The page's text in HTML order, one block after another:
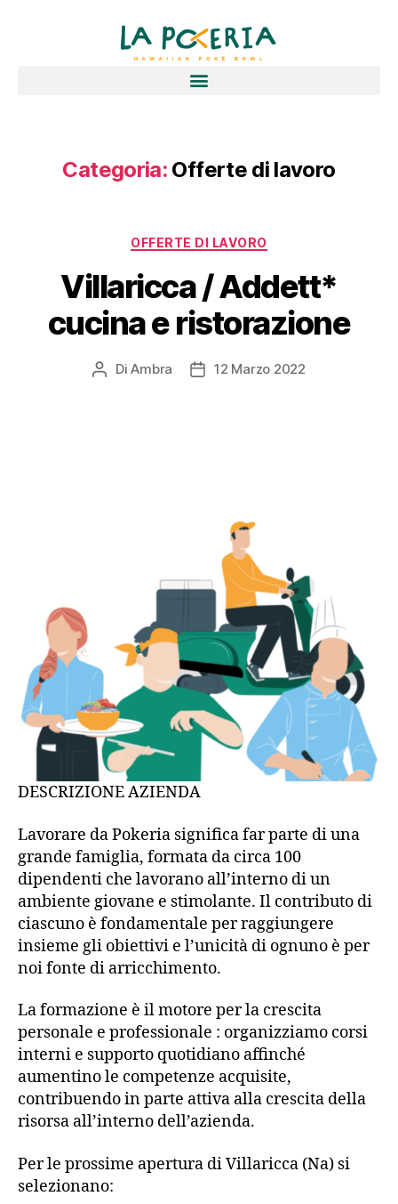
Categoria: Offerte di lavoro
OFFERTE DI LAVORO
Villaricca / Addett*
cucina e ristorazione
DiAmbra 12 Marzo 2022
DESCRIZIONE AZIENDA
Lavorare da Pokeria significa far parte di una
grande famiglia, formata da circa 100
dipendenti che lavorano all’interno di un
ambiente giovane e stimolante. Il contributo di
ciascuno è fondamentale per raggiungere
insieme gli obiettivi e l’unicità di ognuno è per
noi fonte di arricchimento.
La formazione è il motore per la crescita
personale e professionale : organizziamo corsi
interni e supporto quotidiano affinché
aumentino le competenze acquisite,
contribuendo in parte attiva alla crescita della
risorsa all’interno dell’azienda.
Per le prossime apertura di Villaricca (Na) si
selezionano: